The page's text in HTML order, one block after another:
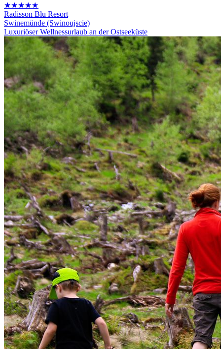
★★★★★
Radisson Blu Resort
Swinemünde (Swinoujscie)
Luxuriöser Wellnessurlaub an der Ostseeküste